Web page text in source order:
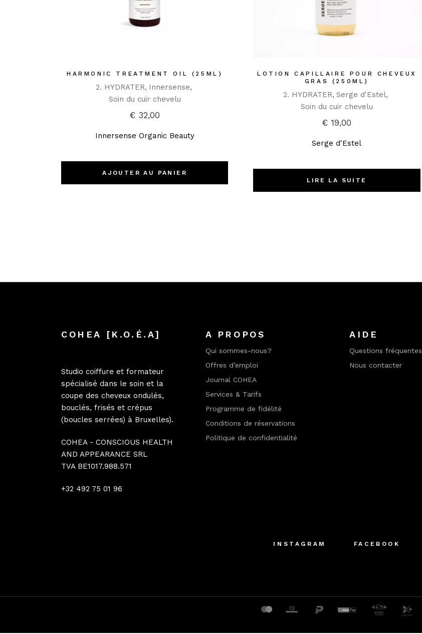
HARMONIC TREATMENT OIL (25ML)
2. HYDRATER Innersense
Soin du cuir chevelu
€ 32,00
Innersense Organic Beauty
AJOUTER AU PANIER
LOTION CAPILLAIRE POUR CHEVEUX
GRAS (250ML)
2. HYDRATER Serge d'Estel
Soin du cuir chevelu
€ 19,00
Serge d'Estel
LIRE LA SUITE
COHEA [K.O.É.A]
Studio coiffure et formateur
spécialisé dans le soin et la
coupe des cheveux ondulés,
bouclés, frisés et crépus
(boucles serrées) à Bruxelles).
COHEA - CONSCIOUS HEALTH
AND APPEARANCE SRL
TVA BE1017.988.571
+32 492 75 01 96
A PROPOS
Qui sommes-nous?
Offres d’emploi
Journal COHEA
Services & Tarifs
Programme de fidélité
Conditions de réservations
Politique de confidentialité
AIDE
Questions fréquentes
Nous contacter
INSTAGRAM FACEBOOK